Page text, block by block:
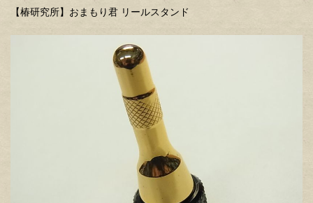
【椿研究所】おまもり君 リールスタンド